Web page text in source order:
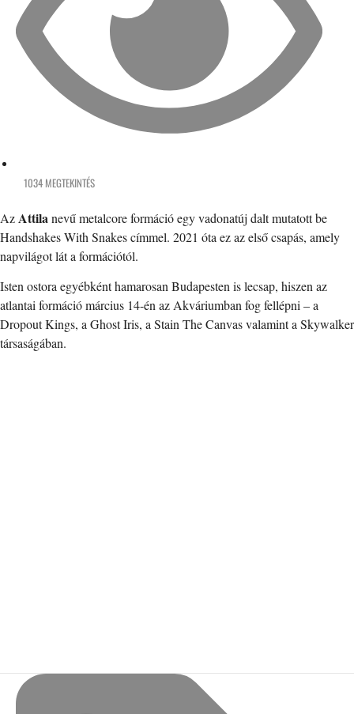
1034 MEGTEKINTÉS
AzAttilanevű metalcore formáció egy vadonatúj dalt mutatott be
Handshakes With Snakes címmel. 2021 óta ez az első csapás, amely
napvilágot lát a formációtól.
Isten ostora egyébként hamarosan Budapesten is lecsap, hiszen az
atlantai formáció március 14-én az Akváriumban fog fellépni – a
Dropout Kings, a Ghost Iris, a Stain The Canvas valamint a Skywalker
társaságában.